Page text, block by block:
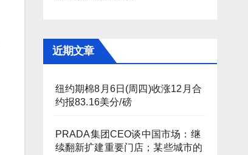
近期文章
纽约期棉8月6日(周四)收涨12月合
约报83.16美分/磅
PRADA集团CEO谈中国市场：继
续翻新扩建重要门店；某些城市的